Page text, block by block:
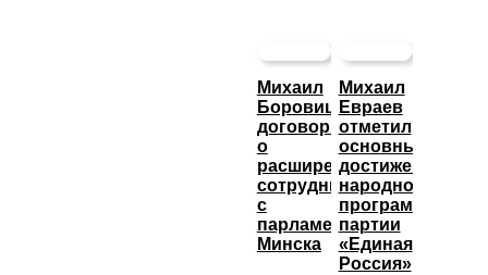
Михаил
Боровицкий
договорился
о
расширении
сотрудничества
с
парламентом
Минска
Михаил
Евраев
отметил
основные
достижения
народной
программы
партии
«Единая
Россия»